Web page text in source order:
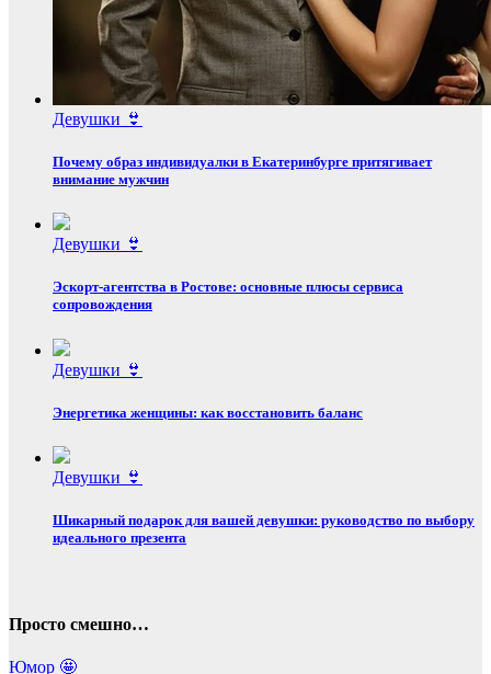
Девушки 👙
Почему образ индивидуалки в Екатеринбурге притягивает
внимание мужчин
Девушки 👙
Эскорт‑агентства в Ростове: основные плюсы сервиса
сопровождения
Девушки 👙
Энергетика женщины: как восстановить баланс
Девушки 👙
Шикарный подарок для вашей девушки: руководство по выбору
идеального презента
Просто смешно…
Юмор 🤩